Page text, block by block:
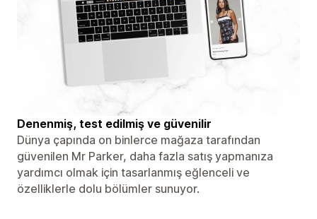
Denenmiş, test edilmiş ve güvenilir
Dünya çapında on binlerce mağaza tarafından
güvenilen Mr Parker, daha fazla satış yapmanıza
yardımcı olmak için tasarlanmış eğlenceli ve
özelliklerle dolu bölümler sunuyor.